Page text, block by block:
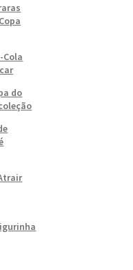
Cola
do